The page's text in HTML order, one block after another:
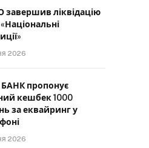
ліквідацію
2026
пропонує
кешбек 1000
за еквайринг у
2026